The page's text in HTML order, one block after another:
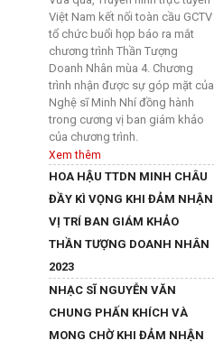
Việt Nam kết nối toàn cầu GCTV
tổ chức buổi họp báo ra mắt
chương trình Thần Tượng
Doanh Nhân mùa 4. Chương
trình nhận được sự góp mặt của
Nghệ sĩ Minh Nhí đồng hành
trong cương vị ban giám khảo
của chương trình.
Xem thêm
HOA HẬU TTDN MINH CHÂU
ĐẦY KÌ VỌNG KHI ĐẢM NHẬN
VỊ TRÍ BAN GIÁM KHẢO
THẦN TƯỢNG DOANH NHÂN
2023
NHẠC SĨ NGUYỄN VĂN
CHUNG PHẤN KHÍCH VÀ
MONG CHỜ KHI ĐẢM NHẬN